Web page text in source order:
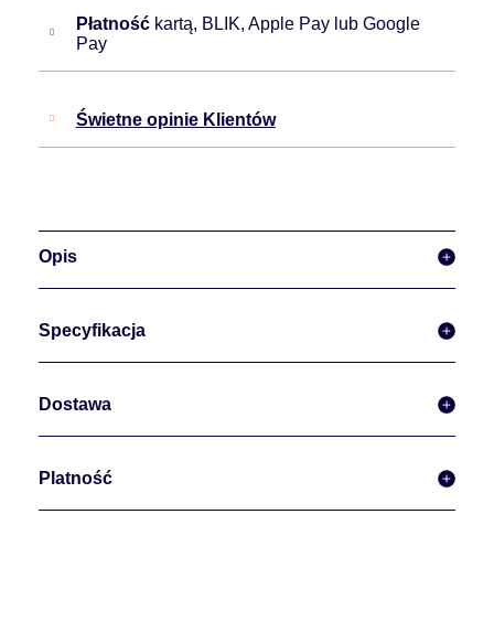
Płatność kartą, BLIK, Apple Pay lub Google
Pay
Świetne opinie Klientów
Opis
Specyfikacja
Dostawa
Platność